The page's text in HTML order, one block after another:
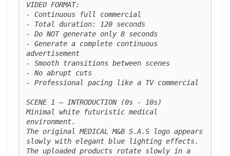
VIDEO FORMAT:
- Continuous full commercial
- Total duration: 120 seconds
- Do NOT generate only 8 seconds
- Generate a complete continuous
advertisement
- Smooth transitions between scenes
- No abrupt cuts
- Professional pacing like a TV commercial
SCENE 1 — INTRODUCTION (0s - 10s)
Minimal white futuristic medical
environment.
The original MEDICAL M&B S.A.S logo appears
slowly with elegant blue lighting effects.
The uploaded products rotate slowly in a